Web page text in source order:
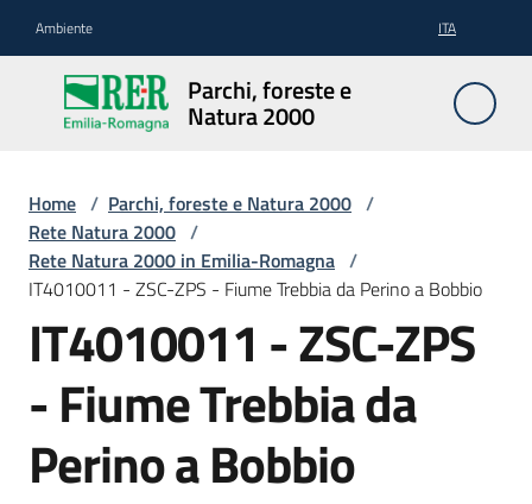
Ambiente ITA
Parchi, foreste e
Natura 2000
Parchi,
foreste
e
2000
Aree
Protette
Rete
Natura
2000
Home / Parchi, foreste e Natura 2000 /
Rete Natura 2000 /
Rete Natura 2000 in Emilia-Romagna /
IT4010011 - ZSC-ZPS - Fiume Trebbia da Perino a Bobbio
IT4010011 - ZSC-ZPS
- Fiume Trebbia da
Perino a Bobbio